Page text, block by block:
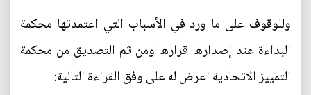
وللوقوف على ما ورد في الأسباب التي اعتمدتها محكمة
البداءة عند إصدارها قرارها ومن ثم التصديق من محكمة
التمييز الاتحادية اعرض له على وفق القراءة التالية: